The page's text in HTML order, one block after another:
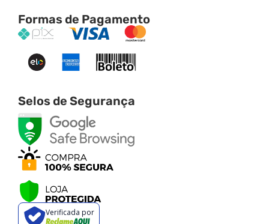
Formas de Pagamento
Selos de Segurança
Verificada por